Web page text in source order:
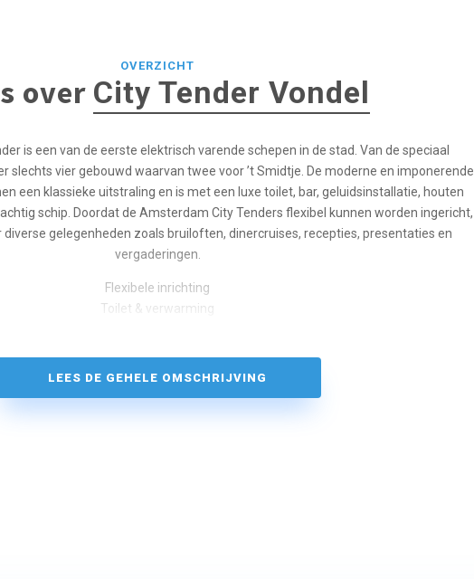
OVERZICHT
over City Tender Vondel
is een van de eerste elektrisch varende schepen in de stad. Van de speciaal
slechts vier gebouwd waarvan twee voor ’t Smidtje. De moderne en imponerende
een klassieke uitstraling en is met een luxe toilet, bar, geluidsinstallatie, houten
schip. Doordat de Amsterdam City Tenders flexibel kunnen worden ingericht,
diverse gelegenheden zoals bruiloften, dinercruises, recepties, presentaties en
vergaderingen.
Flexibele inrichting
Toilet & verwarming
Compleet ingerichte bar aan boord
LEES DE GEHELE OMSCHRIJVING